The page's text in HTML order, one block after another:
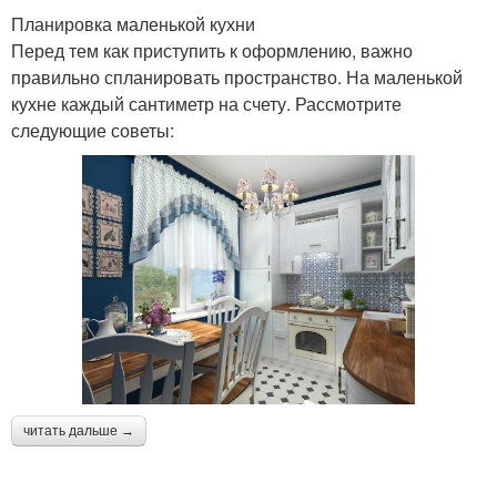
Планировка маленькой кухни
Перед тем как приступить к оформлению, важно
правильно спланировать пространство. На маленькой
кухне каждый сантиметр на счету. Рассмотрите
следующие советы:
читать дальше →